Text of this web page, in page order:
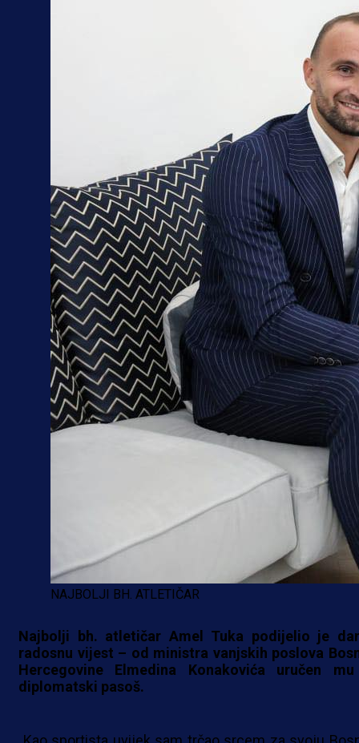
NAJBOLJI BH. ATLETIČAR
Najbolji bh. atletičar Amel Tuka podijelio je
radosnu vijest – od ministra vanjskih poslova
Hercegovine Elmedina Konakovića uručеn
diplomatski pasoš.